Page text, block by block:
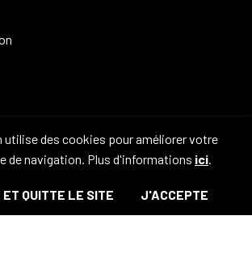
utilise des cookies pour améliorer votre
de navigation. Plus d'informations ici.
QUITTE LE SITE J'ACCEPTE